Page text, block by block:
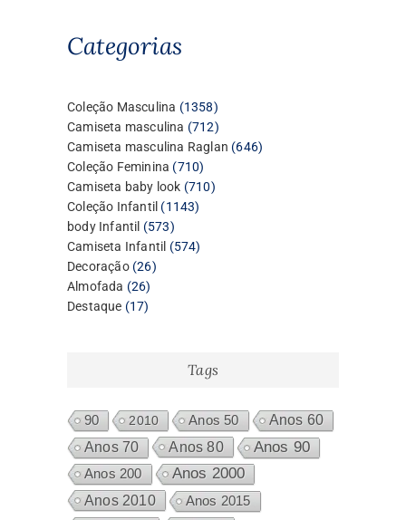
Categorias
Coleção Masculina 13581358
produtos
Camiseta masculina 712712
produtos
Camiseta masculina Raglan 646646
Coleção Feminina 710710
produtos
Camiseta baby look 710710
Coleção Infantil 11431143
body Infantil 573573
produtos
Camiseta Infantil 574574
Decoração 2626
Almofada 2626
produtos
Destaque 1717
Tags
90 2010 Anos 50
Anos 60
Anos 70
Anos 80 Anos 90
Anos 200 Anos 2000
Anos 2010 Anos 2015